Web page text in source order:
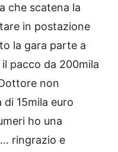
che scatena la
in postazione
la gara parte a
pacco da 200mila
non
15mila euro
ho una
ringrazio e